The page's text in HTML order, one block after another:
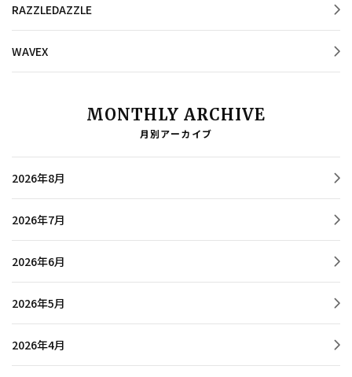
RAZZLEDAZZLE
WAVEX
MONTHLY ARCHIVE
月別アーカイブ
2026年8月
2026年7月
2026年6月
2026年5月
2026年4月